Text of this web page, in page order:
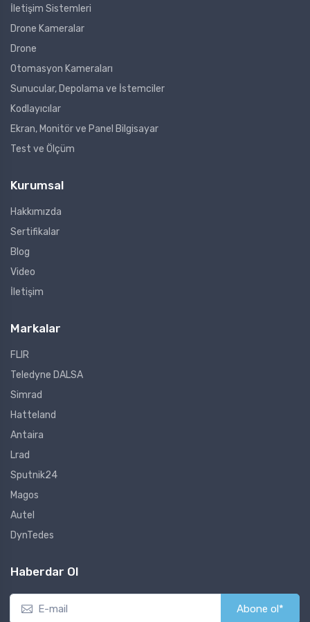
İletişim Sistemleri
Drone Kameralar
Drone
Otomasyon Kameraları
Sunucular, Depolama ve İstemciler
Kodlayıcılar
Ekran, Monitör ve Panel Bilgisayar
Test ve Ölçüm
Kurumsal
Hakkımızda
Sertifikalar
Blog
Video
İletişim
Markalar
FLIR
Teledyne DALSA
Simrad
Hatteland
Antaira
Lrad
Sputnik24
Magos
Autel
DynTedes
Haberdar Ol
Abone ol*